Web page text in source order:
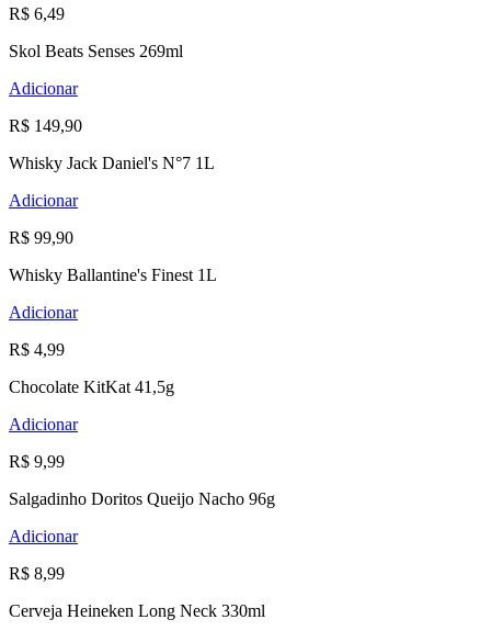
R$ 6,49
Skol Beats Senses 269ml
Adicionar
R$ 149,90
Whisky Jack Daniel's N°7 1L
Adicionar
R$ 99,90
Whisky Ballantine's Finest 1L
Adicionar
R$ 4,99
Chocolate KitKat 41,5g
Adicionar
R$ 9,99
Salgadinho Doritos Queijo Nacho 96g
Adicionar
R$ 8,99
Cerveja Heineken Long Neck 330ml